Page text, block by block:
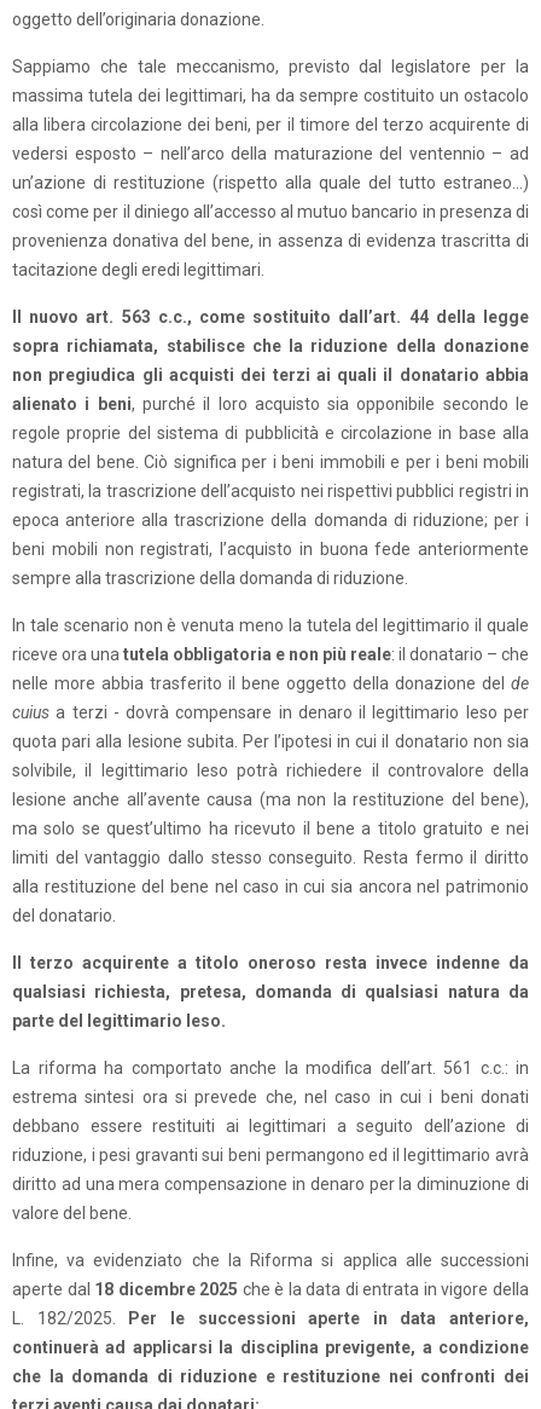
oggetto dell’originaria donazione.
Sappiamo che tale meccanismo, previsto dal legislatore per la
massima tutela dei legittimari, ha da sempre costituito un ostacolo
alla libera circolazione dei beni, per il timore del terzo acquirente di
vedersi esposto – nell’arco della maturazione del ventennio – ad
un’azione di restituzione (rispetto alla quale del tutto estraneo…)
così come per il diniego all’accesso al mutuo bancario in presenza di
provenienza donativa del bene, in assenza di evidenza trascritta di
tacitazione degli eredi legittimari.
Il nuovo art. 563 c.c., come sostituito dall’art. 44 della legge
sopra richiamata, stabilisce che la riduzione della donazione
non pregiudica gli acquisti dei terzi ai quali il donatario abbia
alienato i beni, purché il loro acquisto sia opponibile secondo le
regole proprie del sistema di pubblicità e circolazione in base alla
natura del bene. Ciò significa per i beni immobili e per i beni mobili
registrati, la trascrizione dell’acquisto nei rispettivi pubblici registri in
epoca anteriore alla trascrizione della domanda di riduzione; per i
beni mobili non registrati, l’acquisto in buona fede anteriormente
sempre alla trascrizione della domanda di riduzione.
In tale scenario non è venuta meno la tutela del legittimario il quale
riceve ora una tutela obbligatoria e non più reale: il donatario – che
nelle more abbia trasferito il bene oggetto della donazione del de
cuiusa terzi - dovrà compensare in denaro il legittimario leso per
quota pari alla lesione subita. Per l’ipotesi in cui il donatario non sia
solvibile, il legittimario leso potrà richiedere il controvalore della
lesione anche all’avente causa (ma non la restituzione del bene),
ma solo se quest’ultimo ha ricevuto il bene a titolo gratuito e nei
limiti del vantaggio dallo stesso conseguito. Resta fermo il diritto
alla restituzione del bene nel caso in cui sia ancora nel patrimonio
del donatario.
Il terzo acquirente a titolo oneroso resta invece indenne da
qualsiasi richiesta, pretesa, domanda di qualsiasi natura da
parte del legittimario leso.
La riforma ha comportato anche la modifica dell’art. 561 c.c.: in
estrema sintesi ora si prevede che, nel caso in cui i beni donati
debbano essere restituiti ai legittimari a seguito dell’azione di
riduzione, i pesi gravanti sui beni permangono ed il legittimario avrà
diritto ad una mera compensazione in denaro per la diminuzione di
valore del bene.
Infine, va evidenziato che la Riforma si applica alle successioni
aperte dal 18 dicembre 2025 che è la data di entrata in vigore della
L. 182/2025.
Per le successioni aperte in data anteriore,
continuerà ad applicarsi la disciplina previgente, a condizione
che la domanda di riduzione e restituzione nei confronti dei